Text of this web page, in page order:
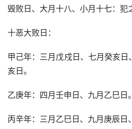
毁败日、大月十八、小月十七：犯
十恶大败日：
甲己年：三月戊戍日、七月癸亥
亥日。
乙庚年：四月壬申日、九月乙巳日。
丙辛年：三月乙巳日、九月庚辰日